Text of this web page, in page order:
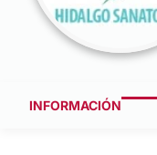
INFORMACIÓN